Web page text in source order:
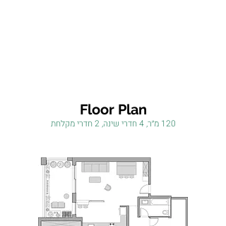
Floor Plan
120 מ״ר, 4 חדרי שינה, 2 חדרי מקלחת